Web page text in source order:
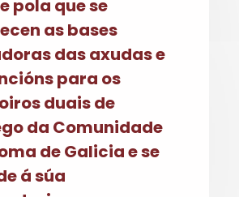
pola que se
as bases
das axudas e
para os
duais de
da Comunidade
de Galicia e se
á súa